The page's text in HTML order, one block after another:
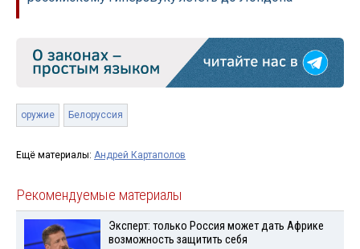
оружие Белоруссия
Ещё материалы: Андрей Картаполов
Рекомендуемые материалы
Эксперт: только Россия может дать Африке
возможность защитить себя